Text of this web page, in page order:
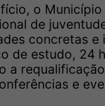
o
de
concretas
de estudo, 24
a
e